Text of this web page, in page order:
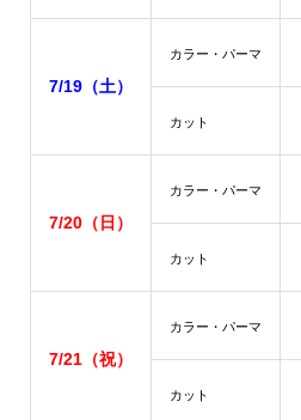
7/19（土）
カラー・パーマ
カット
7/20（日）
カラー・パーマ
カット
7/21（祝）
カラー・パーマ
カット